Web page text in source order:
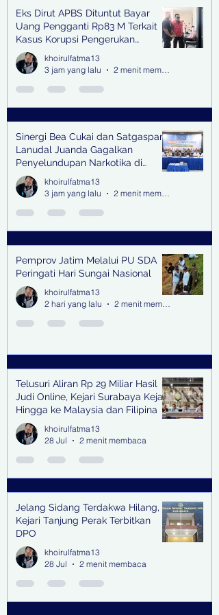
Recent Posts
Eks Dirut APBS Dituntut Bayar
Uang Pengganti Rp83 M Terkait
Kasus Korupsi Pengerukan
Tanjung Perak
khoirulfatma13
3 jam yang lalu
2 menit membaca
Sinergi Bea Cukai dan Satgaspam
Lanudal Juanda Gagalkan
Penyelundupan Narkotika di
Bandara Juanda
khoirulfatma13
3 jam yang lalu
2 menit membaca
Pemprov Jatim Melalui PU SDA
Peringati Hari Sungai Nasional
khoirulfatma13
2 hari yang lalu
2 menit membaca
Telusuri Aliran Rp 29 Miliar Hasil
Judi Online, Kejari Surabaya Kejar
Hingga ke Malaysia dan Filipina
khoirulfatma13
28 Jul
2 menit membaca
Jelang Sidang Terdakwa Hilang,
Kejari Tanjung Perak Terbitkan
DPO
khoirulfatma13
28 Jul
2 menit membaca